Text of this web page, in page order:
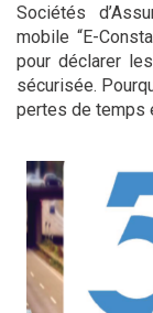
Sociétés
mobile “E-
pour déclarer
sécurisée.
pertes de temps